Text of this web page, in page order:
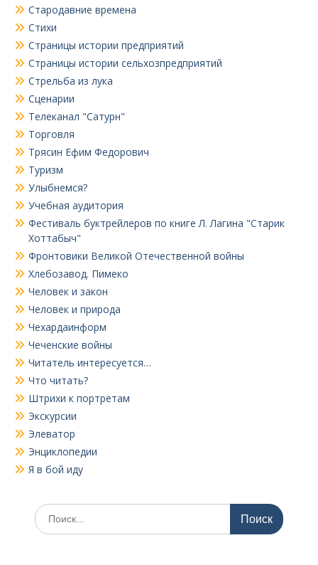
Стародавние времена
Стихи
Страницы истории предприятий
Страницы истории сельхозпредприятий
Стрельба из лука
Сценарии
Телеканал "Сатурн"
Торговля
Трясин Ефим Федорович
Туризм
Улыбнемся?
Учебная аудитория
Фестиваль буктрейлеров по книге Л. Лагина "Старик
Хоттабыч"
Фронтовики Великой Отечественной войны
Хлебозавод. Пимеко
Человек и закон
Человек и природа
Чехардаинформ
Чеченские войны
Читатель интересуется…
Что читать?
Штрихи к портретам
Экскурсии
Элеватор
Энциклопедии
Я в бой иду
Поиск
по: